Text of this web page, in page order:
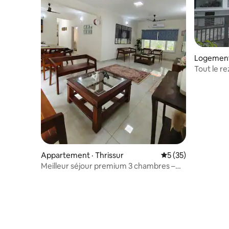
Appartement · Thrissur Note moyenne de
5 (35)
Meilleur séjour premium 3 chambres –
Tout le